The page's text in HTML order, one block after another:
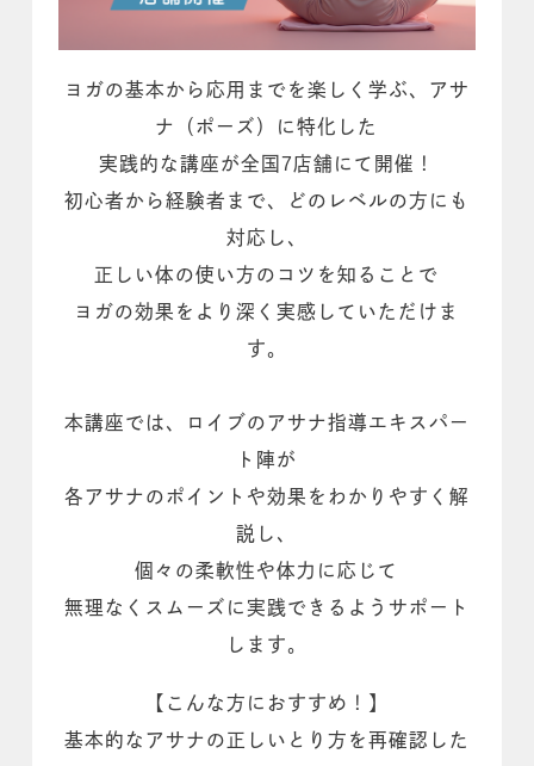
ヨガの基本から応用までを楽しく学ぶ、アサ
ナ（ポーズ）に特化した
実践的な講座が全国7店舗にて開催！
初心者から経験者まで、どのレベルの方にも
対応し、
正しい体の使い方のコツを知ることで
ヨガの効果をより深く実感していただけま
す。
本講座では、ロイブのアサナ指導エキスパー
ト陣が
各アサナのポイントや効果をわかりやすく解
説し、
個々の柔軟性や体力に応じて
無理なくスムーズに実践できるようサポート
します。
【こんな方におすすめ！】
基本的なアサナの正しいとり方を再確認した